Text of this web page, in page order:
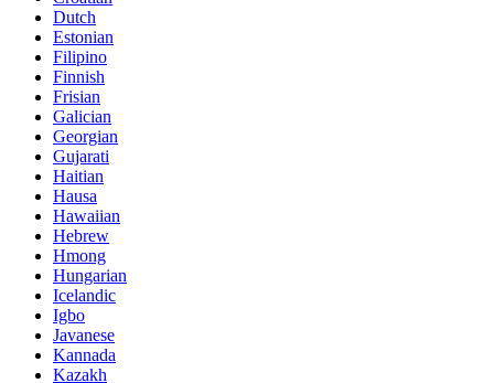
Dutch
Estonian
Filipino
Finnish
Frisian
Galician
Georgian
Gujarati
Haitian
Hausa
Hawaiian
Hebrew
Hmong
Hungarian
Icelandic
Igbo
Javanese
Kannada
Kazakh